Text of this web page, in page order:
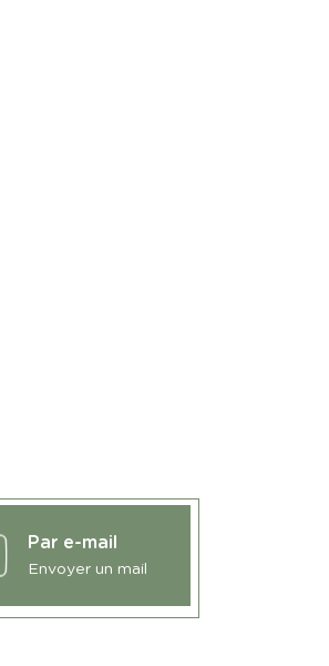
Par e-mail
Envoyer un mail